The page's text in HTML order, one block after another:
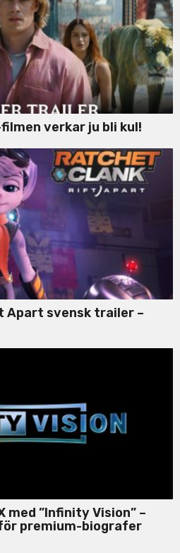
verkar ju bli kul!
Apart svensk trailer –
med ”Infinity Vision” –
premium-biografer